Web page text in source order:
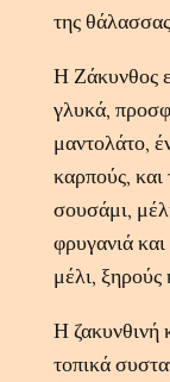
της
Η Ζάκυνθος
γλυκά,
μαντολάτο,
καρπούς, και
σουσάμι,
φρυγανιά
μέλι,
Η ζακυνθινή
τοπικά